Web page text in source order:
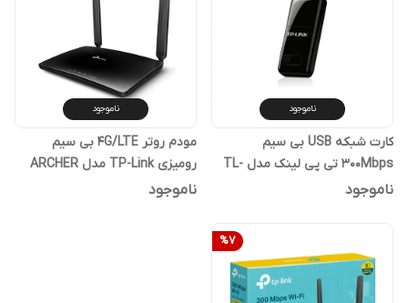
ناموجود
کارت شبکه USB بی‌ سیم
300Mbps تی پی لینک مدل TL-
WN823N
ناموجود
ناموجود
مودم روتر 4G/LTE بی سیم
رومیزی TP-Link مدل ARCHER
MR200 AC750
ناموجود
%7